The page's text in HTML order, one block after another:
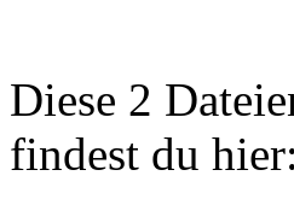
Diese 2
findest du hier: